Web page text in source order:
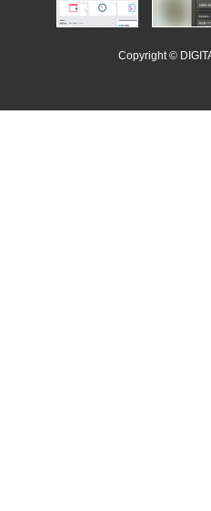
POPEYE
iSoople
Copyright ©